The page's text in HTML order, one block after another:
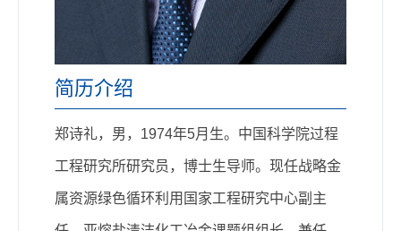
简历介绍
郑诗礼，男，1974年5月生。中国科学院过程
工程研究所研究员，博士生导师。现任战略金
属资源绿色循环利用国家工程研究中心副主